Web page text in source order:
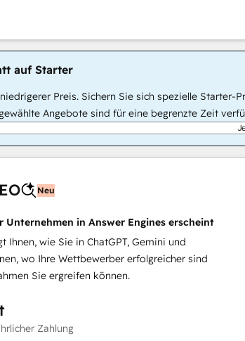
auf Starter
Preis. Sichern Sie sich spezielle
Angebote sind für eine begrenzte Zeit
Neu
Unternehmen in Answer Engines erscheint
Ihnen, wie Sie in ChatGPT, Gemini und
wo Ihre Wettbewerber erfolgreicher sind
Sie ergreifen können.
Zahlung